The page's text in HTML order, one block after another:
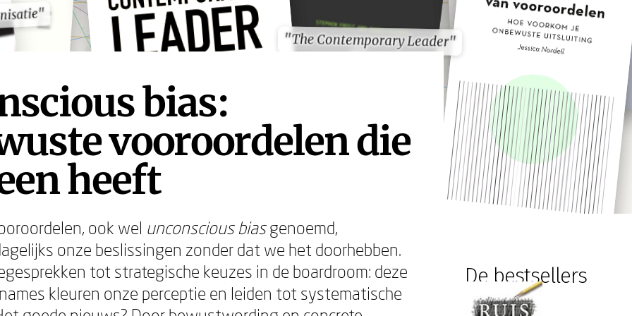
"The Contemporary Leader"
"The Contemporary Leader"
bias:
vooroordelen die
heeft
ook wel unconscious biasgenoemd,
onze beslissingen zonder dat we het doorhebben.
tot strategische keuzes in de boardroom: deze
kleuren onze perceptie en leiden tot systematische
De bestsellers